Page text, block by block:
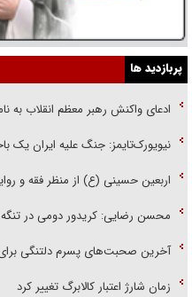
پربازدید ها
ادعای واکنش رهبر معظم انقلاب
نیویورک‌تایمز: جنگ علیه ایران یک
اربعین حسینی (ع) از منظر فقه و
محسن رضایی: کریدور دومی در
آخرین صحبت‌های پسرم دلتنگی
زمان شارژ اعتبار کالابرگ تغییر کرد